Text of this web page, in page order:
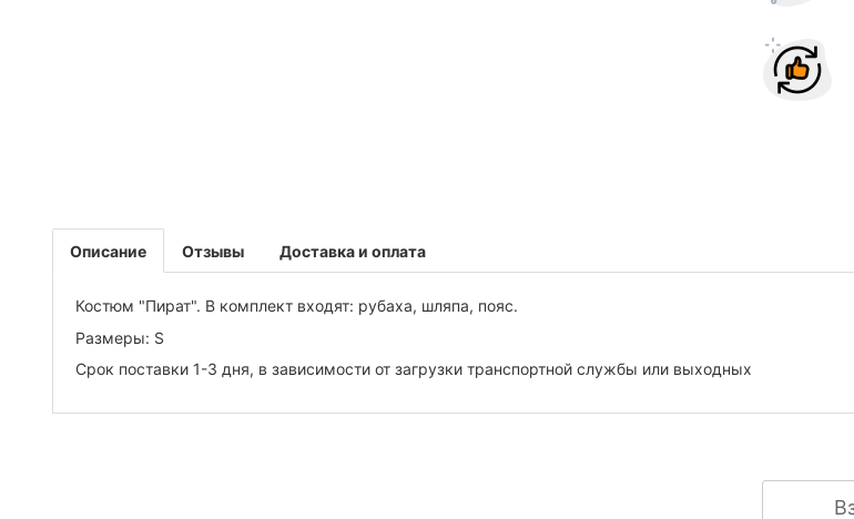
Описание
Костюм "Пират". В комплект входят: рубаха, шляпа, пояс.
Размеры: S
Срок поставки 1-3 дня, в зависимости от загрузки транспортной службы или выходных
Отзывы Доставка и оплата